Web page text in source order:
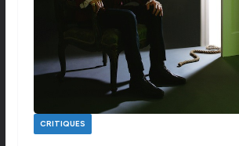
CRITIQUES